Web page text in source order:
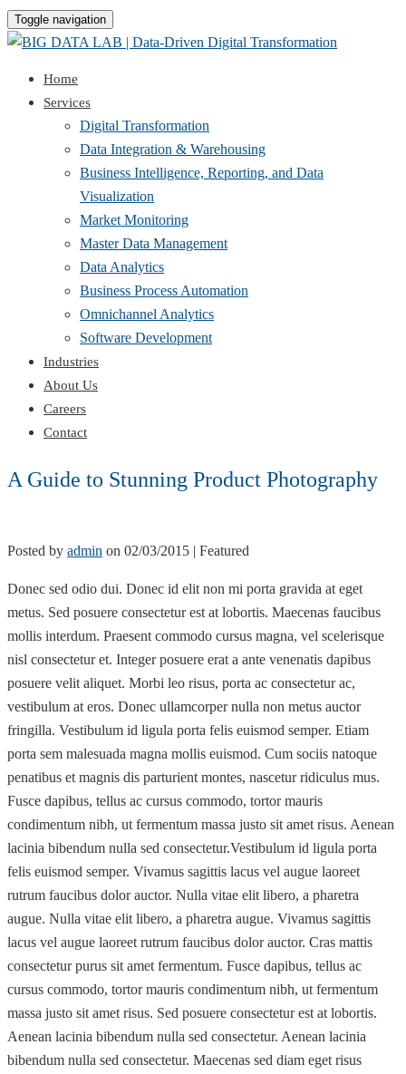
Toggle navigation
Home
Services
Digital Transformation
Data Integration & Warehousing
Business Intelligence, Reporting, and Data
Visualization
Market Monitoring
Master Data Management
Data Analytics
Business Process Automation
Omnichannel Analytics
Software Development
Industries
About Us
Careers
Contact
A Guide to Stunning Product Photography
Posted by admin on 02/03/2015 | Featured
Donec sed odio dui. Donec id elit non mi porta gravida at eget
metus. Sed posuere consectetur est at lobortis. Maecenas faucibus
mollis interdum. Praesent commodo cursus magna, vel scelerisque
nisl consectetur et. Integer posuere erat a ante venenatis dapibus
posuere velit aliquet. Morbi leo risus, porta ac consectetur ac,
vestibulum at eros. Donec ullamcorper nulla non metus auctor
fringilla. Vestibulum id ligula porta felis euismod semper. Etiam
porta sem malesuada magna mollis euismod. Cum sociis natoque
penatibus et magnis dis parturient montes, nascetur ridiculus mus.
Fusce dapibus, tellus ac cursus commodo, tortor mauris
condimentum nibh, ut fermentum massa justo sit amet risus. Aenean
lacinia bibendum nulla sed consectetur.Vestibulum id ligula porta
felis euismod semper. Vivamus sagittis lacus vel augue laoreet
rutrum faucibus dolor auctor. Nulla vitae elit libero, a pharetra
augue. Nulla vitae elit libero, a pharetra augue. Vivamus sagittis
lacus vel augue laoreet rutrum faucibus dolor auctor. Cras mattis
consectetur purus sit amet fermentum. Fusce dapibus, tellus ac
cursus commodo, tortor mauris condimentum nibh, ut fermentum
massa justo sit amet risus. Sed posuere consectetur est at lobortis.
Aenean lacinia bibendum nulla sed consectetur. Aenean lacinia
bibendum nulla sed consectetur. Maecenas sed diam eget risus